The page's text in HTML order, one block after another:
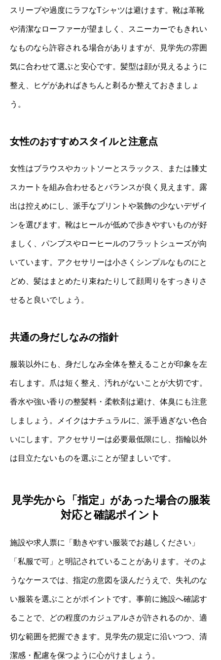
スリーブや過度にラフなTシャツは避けます。靴は革靴
や清潔なローファーが望ましく、スニーカーでもきれい
なものなら許容される場合がありますが、見学先の雰囲
気に合わせて選ぶと安心です。髪型は顔が見えるように
整え、ヒゲがあればきちんと剃るか整えておきましょ
う。
女性のおすすめスタイルと注意点
女性はブラウスやカットソーとスラックス、または膝丈
スカートを組み合わせるとバランスが良く見えます。露
出は控えめにし、派手なプリントや装飾の少ないデザイ
ンを選びます。靴はヒールが低めで歩きやすいものが好
ましく、パンプスやローヒールのフラットシューズが向
いています。アクセサリーは小さくシンプルなものにと
どめ、髪はまとめたり束ねたりして顔周りをすっきりさ
せると良いでしょう。
共通の身だしなみの指針
服装以外にも、身だしなみ全体を整えることが印象を左
右します。爪は短く整え、汚れがないことが大切です。
香水や強い香りの整髪料・柔軟剤は避け、体臭にも注意
しましょう。メイクはナチュラルに、派手過ぎない色合
いにします。アクセサリーは必要最低限にし、指輪以外
は目立たないものを選ぶことが望ましいです。
見学先から「指定」があった場合の服装
対応と確認ポイント
施設や求人票に「動きやすい服装でお越しください」
「私服で可」と明記されていることがあります。そのよ
うなケースでは、指定の意図を汲んだうえで、失礼のな
い服装を選ぶことがポイントです。事前に施設へ確認す
ることで、どの程度のカジュアルさが許されるのか、適
切な範囲を把握できます。見学先の規定に沿いつつ、清
潔感・配慮を保つように心がけましょう。